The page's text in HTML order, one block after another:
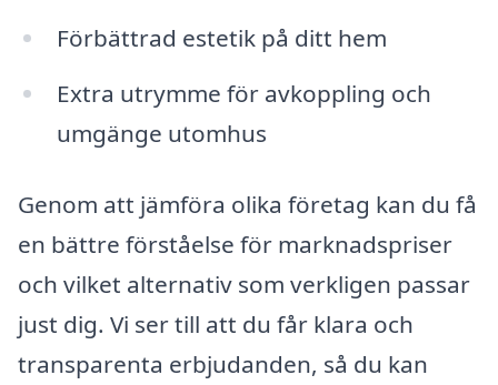
Förbättrad estetik på ditt hem
Extra utrymme för avkoppling och
umgänge utomhus
Genom att jämföra olika företag kan du få
en bättre förståelse för marknadspriser
och vilket alternativ som verkligen passar
just dig. Vi ser till att du får klara och
transparenta erbjudanden, så du kan